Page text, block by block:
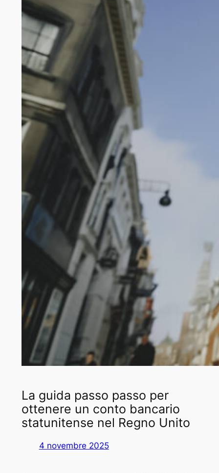
La guida passo passo per
ottenere un conto bancario
statunitense nel Regno Unito
4 novembre 2025